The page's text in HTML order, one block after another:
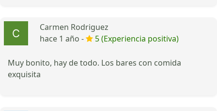
Carmen Rodriguez
hace 1 año -
5 (Experiencia positiva)
Muy bonito, hay de todo. Los bares con comida
exquisita